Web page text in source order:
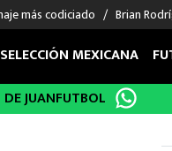
más codiciado Brian
DEPORTES
SELECCIÓN MEXICANA
JUANFUTBOL